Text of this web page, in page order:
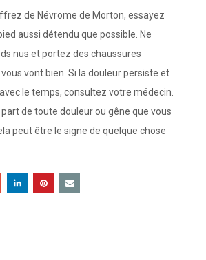
de Névrome de Morton, essayez
aussi détendu que possible. Ne
nus et portez des chaussures
vont bien. Si la douleur persiste et
le temps, consultez votre médecin.
de toute douleur ou gêne que vous
peut être le signe de quelque chose